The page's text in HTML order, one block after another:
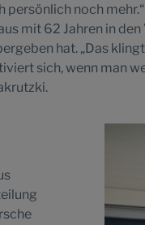
persönlich noch
mit 62 Jahren in
hat. „Das
sich, wenn man